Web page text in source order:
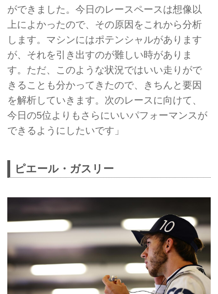
ができました。今日のレースペースは想像以
上によかったので、その原因をこれから分析
します。マシンにはポテンシャルがあります
が、それを引き出すのが難しい時がありま
す。ただ、このような状況ではいい走りがで
きることも分かってきたので、きちんと要因
を解析していきます。次のレースに向けて、
今日の5位よりもさらにいいパフォーマンスが
できるようにしたいです」
ピエール・ガスリー